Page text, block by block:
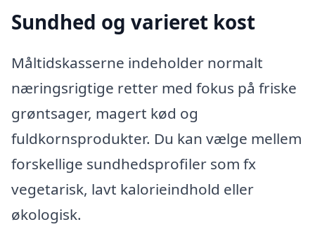
Sundhed og varieret kost
Måltidskasserne indeholder normalt
næringsrigtige retter med fokus på friske
grøntsager, magert kød og
fuldkornsprodukter. Du kan vælge mellem
forskellige sundhedsprofiler som fx
vegetarisk, lavt kalorieindhold eller
økologisk.